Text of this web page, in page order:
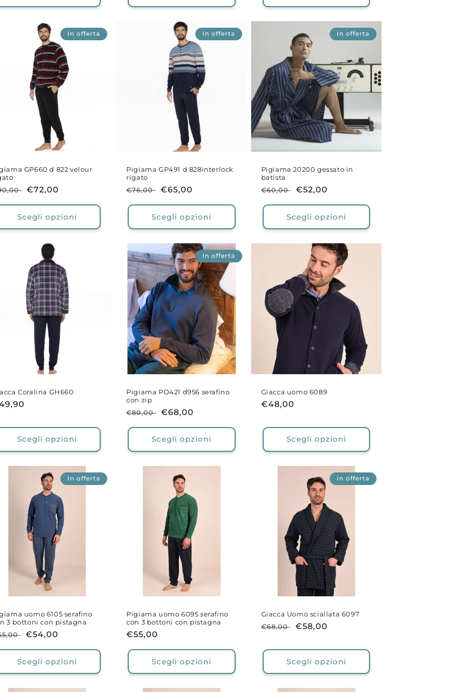
In offerta
GP660 d 822 velour
Prezzo
scontato
€72,00
Scegli opzioni
In offerta
Pigiama GP491 d 828interlock
rigato
Prezzo
di
listino
€76,00
Prezzo
scontato
€65,00
Scegli opzioni
In offerta
Pigiama 20200 gessato in
batista
Prezzo
di
listino
€60,00
Prezzo
scontato
€52,00
Scegli opzioni
Coralina GH660
Scegli opzioni
In offerta
Pigiama PO421 d956 serafino
con zip
Prezzo
listino
€80,00
Prezzo
€68,00
Scegli opzioni
Giacca uomo 6089
Prezzo
listino
€48,00
Scegli opzioni
In offerta
uomo 6105 serafino
3 bottoni con pistagna
Prezzo
scontato
€54,00
Scegli opzioni
Pigiama uomo 6095 serafino
con 3 bottoni con pistagna
Prezzo
di
listino
€55,00
Scegli opzioni
In offerta
Giacca Uomo sciallata 6097
Prezzo
listino
€68,00
Prezzo
€58,00
Scegli opzioni